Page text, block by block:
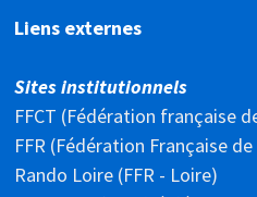
Liens externes
Sites institutionnels
FFCT (Fédération française
FFR (Fédération Française
Rando Loire (FFR - Loire)